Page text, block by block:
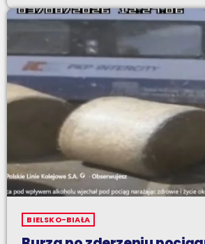
BIELSKO-BIAŁA